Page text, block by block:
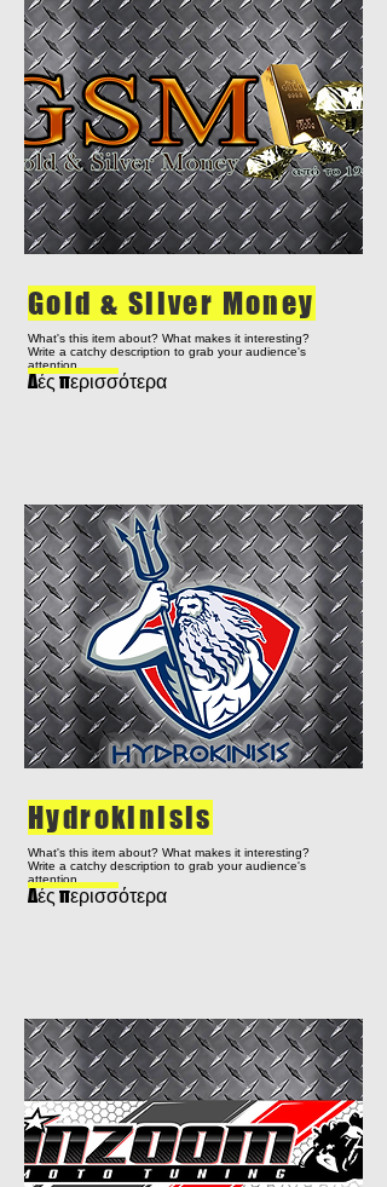
Gold & Silver Money
What's this item about? What makes it interesting?
Write a catchy description to grab your audience's
attention...
Δές περισσότερα
Hydrokinisis
What's this item about? What makes it interesting?
Write a catchy description to grab your audience's
attention...
Δές περισσότερα